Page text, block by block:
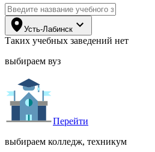
Усть-Лабинск
Таких учебных заведений нет
выбираем вуз
Перейти
выбираем колледж, техникум